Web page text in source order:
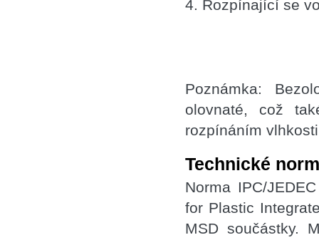
4. Rozpínající se
Poznámka:
olovnaté, což
rozpínáním
Technické
Norma IPC/
for Plastic
MSD součástky.